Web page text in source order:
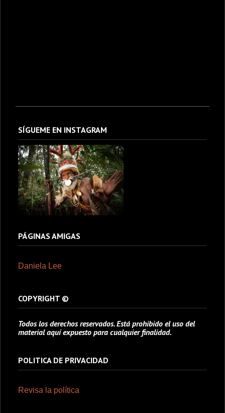
SÍGUEME EN INSTAGRAM
PÁGINAS AMIGAS
Daniela Lee
COPYRIGHT ©
Todos los derechos reservados. Está prohibido el uso del
material aquí expuesto para cualquier finalidad.
POLITICA DE PRIVACIDAD
Revisa la política